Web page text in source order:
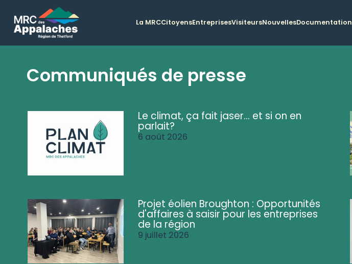
La MRCCitoyensEntreprisesVisiteursNouvellesDocumentation
Communiqués de presse
Le climat, ça fait jaser... et si on en
parlait?
6 août 2026
Projet éolien Broughton : Opportunités
d'affaires à saisir pour les entreprises
de la région
9 juillet 2026